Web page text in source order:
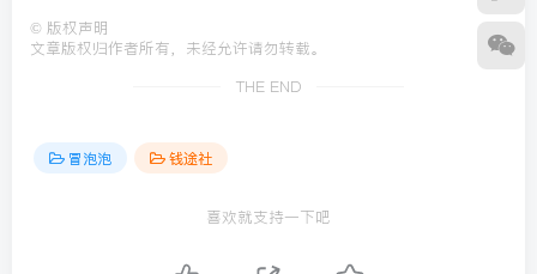
© 版权声明
文章版权归作者所有，未经允许请勿转载。
THE END
冒泡泡 钱途社
喜欢就支持一下吧